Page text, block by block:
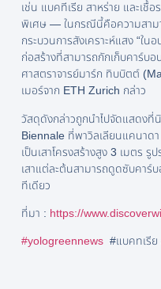
เช่น แบคทีเรีย สาหร่าย และเชื้
พิเศษ — ในกรณีนี้คือความสาม
กระบวนการสังเคราะห์แสง “ใ
ก่อสร้างที่สามารถกักเก็บคาร์บอ
ศาสตราจารย์มาร์ก ทิบบิตต์
เมอร์จาก ETH Zurich กล่าว
วัสดุดังกล่าวถูกนำไปจัดแสดงที่
Biennale ที่พาวิลเลียนแคนาด
เป็นเสาโครงสร้างสูง 3 เมตร
เสาแต่ละต้นสามารถดูดซับคาร์
ทีเดียว
ที่มา : https://
#yologreennews#แบคทเรีย